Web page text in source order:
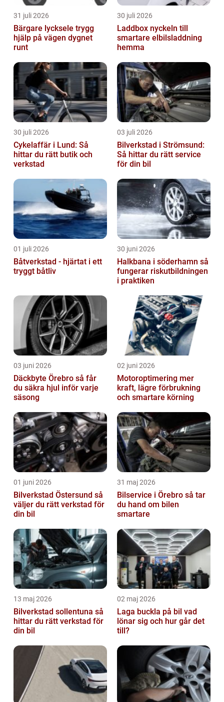
31 juli 2026
Bärgare lycksele trygg
hjälp på vägen dygnet
runt
30 juli 2026
Laddbox nyckeln till
smartare elbilsladdning
hemma
30 juli 2026
Cykelaffär i Lund: Så
hittar du rätt butik och
verkstad
03 juli 2026
Bilverkstad i Strömsund:
Så hittar du rätt service
för din bil
01 juli 2026
Båtverkstad - hjärtat i ett
tryggt båtliv
30 juni 2026
Halkbana i söderhamn så
fungerar riskutbildningen
i praktiken
03 juni 2026
Däckbyte Örebro så får
du säkra hjul inför varje
säsong
02 juni 2026
Motoroptimering mer
kraft, lägre förbrukning
och smartare körning
01 juni 2026
Bilverkstad Östersund så
väljer du rätt verkstad för
din bil
31 maj 2026
Bilservice i Örebro så tar
du hand om bilen
smartare
13 maj 2026
Bilverkstad sollentuna så
hittar du rätt verkstad för
din bil
02 maj 2026
Laga buckla på bil vad
lönar sig och hur går det
till?